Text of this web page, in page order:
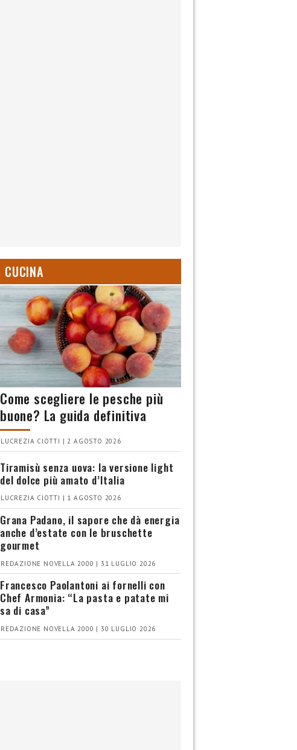
CUCINA
Come scegliere le pesche più
buone? La guida definitiva
LUCREZIA CIOTTI | 2 AGOSTO 2026
Tiramisù senza uova: la versione light
del dolce più amato d’Italia
LUCREZIA CIOTTI | 1 AGOSTO 2026
Grana Padano, il sapore che dà energia
anche d’estate con le bruschette
gourmet
REDAZIONE NOVELLA 2000 | 31 LUGLIO 2026
Francesco Paolantoni ai fornelli con
Chef Armonia: “La pasta e patate mi
sa di casa”
REDAZIONE NOVELLA 2000 | 30 LUGLIO 2026